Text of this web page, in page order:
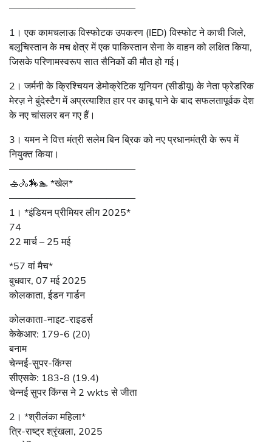
—————————————
1। एक कामचलाऊ विस्फोटक उपकरण (IED) विस्फोट ने काची जिले,
बलूचिस्तान के मच क्षेत्र में एक पाकिस्तान सेना के वाहन को लक्षित किया,
जिसके परिणामस्वरूप सात सैनिकों की मौत हो गई।
2। जर्मनी के क्रिश्चियन डेमोक्रेटिक यूनियन (सीडीयू) के नेता फ्रेडरिक
मेरज़ ने बुंदेस्टैग में अप्रत्याशित हार पर काबू पाने के बाद सफलतापूर्वक देश
के नए चांसलर बन गए हैं।
3। यमन ने वित्त मंत्री सलेम बिन ब्रिक को नए प्रधानमंत्री के रूप में
नियुक्त किया।
—————————————
🚣🚴🏇🏊 *खेल*
—————————————
1। *इंडियन प्रीमियर लीग 2025*
74
22 मार्च – 25 मई
*57 वां मैच*
बुधवार, 07 मई 2025
कोलकाता, ईडन गार्डन
कोलकाता-नाइट-राइडर्स
केकेआर: 179-6 (20)
बनाम
चेन्नई-सुपर-किंग्स
सीएसके: 183-8 (19.4)
चेन्नई सुपर किंग्स ने 2 wkts से जीता
2। *श्रीलंका महिला*
त्रि-राष्ट्र श्रृंखला, 2025